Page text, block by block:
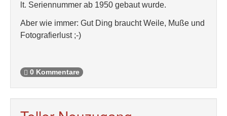
lt. Seriennummer ab 1950 gebaut wurde.
Aber wie immer: Gut Ding braucht Weile, Muße und
Fotografierlust ;-)
0 Kommentare